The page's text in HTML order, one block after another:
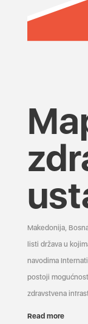
Makedonija,
listi država u
navodima
postoji
zdravstvena
Read more